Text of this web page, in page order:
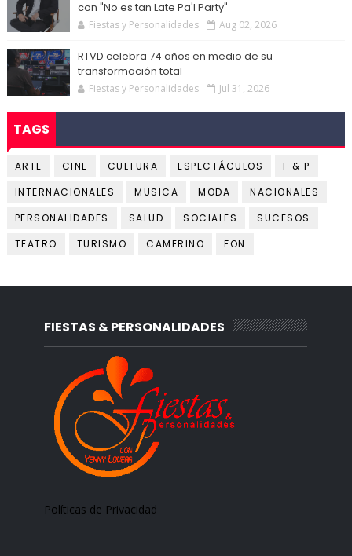
con "No es tan Late Pa'l Party"
Fiestas y Personalidades Aug 02, 2026
RTVD celebra 74 años en medio de su
transformación total
Fiestas y Personalidades Jul 31, 2026
TAGS
ARTE CINE CULTURA ESPECTÁCULOS
F & P
INTERNACIONALES
MUSICA MODA
NACIONALES
PERSONALIDADES
SALUD SOCIALES
SUCESOS
TEATRO
TURISMO CAMERINO FON
FIESTAS & PERSONALIDADES
Políticas de Privacidad